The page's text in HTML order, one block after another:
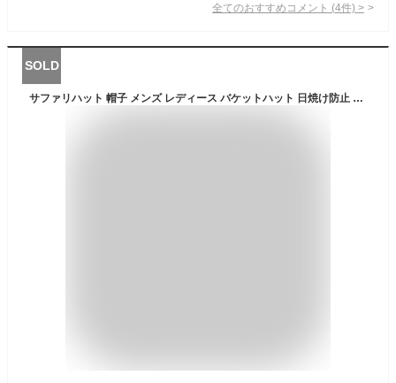
全てのおすすめコメント (4件) >
SOLD
サファリハット 帽子 メンズ レディース バケットハット 日焼け防止 釣り ゴルフ ハット ゴルフ帽 つば広 UVカット 日よけ グッズ あご紐付き おしゃれ メンズハット 農作業 メッシュ 折り畳み 登山 スポーツ 男女兼用